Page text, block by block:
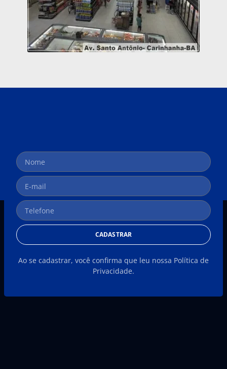
CADASTRAR
Ao se cadastrar, você confirma que leu nossa Política de
Privacidade.